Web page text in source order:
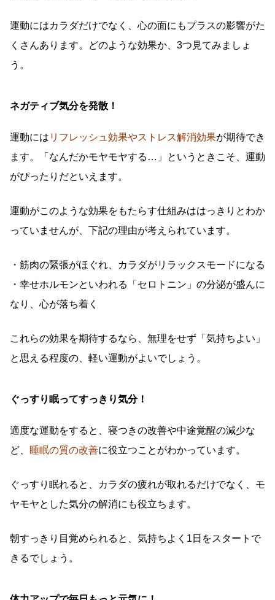
運動にはカラダだけでなく、心の面にもプラスの影響がた
くさんあります。どのような効果か、3つ見てみましょ
う。
ネガティブ気分を発散！
運動には リフレッシュ効果やストレス解消効果が期待でき
ます。「なんだかモヤモヤする…」というときこそ、運動
がぴったりだといえます。
運動がこのような効果をもたらす仕組みははっきりとわか
っていませんが、下記の理由が考えられています。
・筋肉の緊張がほぐれ、カラダがリラックスモードになる
・幸せホルモンといわれる「セロトニン」の分泌が盛んに
なり、心が落ち着く
これらの効果を期待するなら、無理をせず「気持ちよい」
と思える程度の、軽い運動がよいでしょう。
ぐっすり眠ってすっきり気分！
適度な運動をすると、寝つきの改善や中途覚醒の減少な
ど、 睡眠の質の改善に役立つことがわかっています。
ぐっすり眠れると、カラダの疲れが取れるだけでなく、モ
ヤモヤとした気分の解消にも役立ちます。
朝すっきり目覚められると、気持ちよく1日をスタートで
きるでしょう。